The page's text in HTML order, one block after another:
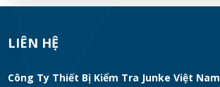
LIÊN HỆ
Công Ty Thiết Bị Kiểm Tra Junke Việt Nam